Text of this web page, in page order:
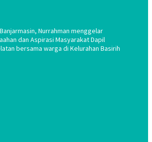
Nurrahman menggelar
dan Aspirasi Masyarakat Dapil
bersama warga di Kelurahan Basirih